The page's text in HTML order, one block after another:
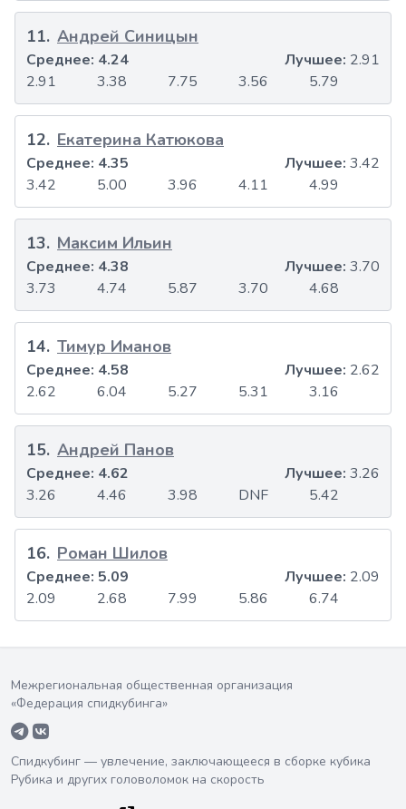
11. Андрей Синицын
2.91 3.38 7.75 3.56 5.79
Среднее: 4.24 Лучшее: 2.91
12. Екатерина Катюкова
3.42 5.00 3.96 4.11 4.99
Среднее: 4.35 Лучшее: 3.42
13. Максим Ильин
3.73 4.74 5.87 3.70 4.68
Среднее: 4.38 Лучшее: 3.70
14. Тимур Иманов
2.62 6.04 5.27 5.31 3.16
Среднее: 4.58 Лучшее: 2.62
15. Андрей Панов
3.26 4.46 3.98 DNF 5.42
Среднее: 4.62 Лучшее: 3.26
16. Роман Шилов
2.09 2.68 7.99 5.86 6.74
Среднее: 5.09 Лучшее: 2.09
Межрегиональная общественная организация
«Федерация спидкубинга»
Спидкубинг — увлечение, заключающееся в сборке кубика
Рубика и других головоломок на скорость